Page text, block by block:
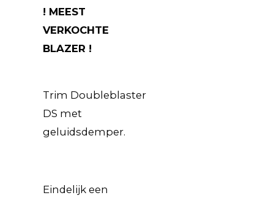
! MEEST
VERKOCHTE
BLAZER !
Trim Doubleblaster
DS met
geluidsdemper.
Eindelijk een